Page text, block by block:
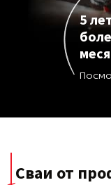
соответствии
7. Подготовка
этапов
строительству
строительные
фундамента.
5
Сваи от